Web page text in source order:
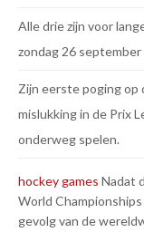
Alle drie zijn voor
zondag 26 september
Zijn eerste poging op
mislukking in de Prix
onderweg spelen.
hockey games Nadat
World
gevolg van de